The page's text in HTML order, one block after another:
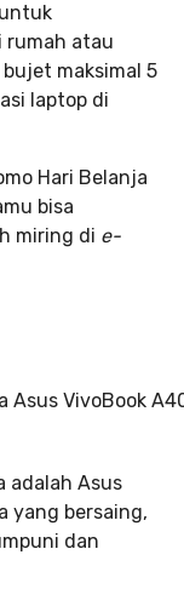
rumah atau
maksimal 5
laptop di
Hari Belanja
bisa
miring di e-
adalah Asus
yang bersaing,
dan